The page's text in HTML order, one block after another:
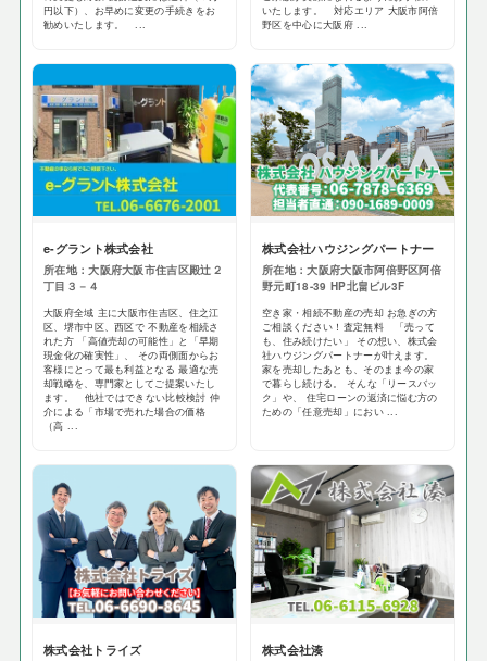
円以下）、お早めに変更の手続きをお
勧めいたします。 ...
いたします。 対応エリア 大阪市阿倍
野区を中心に大阪府 ...
e-グラント株式会社
所在地：大阪府大阪市住吉区殿辻２
丁目３－４
大阪府全域 主に大阪市住吉区、住之江
区、堺市中区、西区で 不動産を相続さ
れた方 「高値売却の可能性」と「早期
現金化の確実性」、 その両側面からお
客様にとって最も利益となる 最適な売
却戦略を、専門家としてご提案いたし
ます。 他社ではできない比較検討 仲
介による「市場で売れた場合の価格
（高 ...
株式会社ハウジングパートナー
所在地：大阪府大阪市阿倍野区阿倍
野元町18-39 HP北畠ビル3F
空き家・相続不動産の売却 お急ぎの方
ご相談ください！査定無料 「売って
も、住み続けたい」 その想い、株式会
社ハウジングパートナーが叶えます。
家を売却したあとも、そのまま今の家
で暮らし続ける。 そんな「リースバッ
ク」や、 住宅ローンの返済に悩む方の
ための「任意売却」におい ...
​株式会社トライズ 株式会社湊